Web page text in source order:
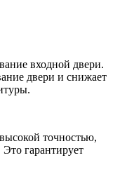
входной двери.
двери и снижает
точностью,
гарантирует